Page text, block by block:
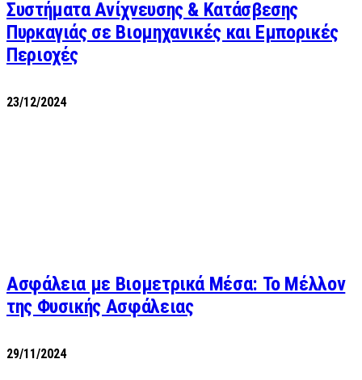
Συστήματα Ανίχνευσης & Κατάσβεσης
Πυρκαγιάς σε Βιομηχανικές και Εμπορικές
Περιοχές
23/12/2024
Ασφάλεια με Βιομετρικά Μέσα: Το Μέλλον
της Φυσικής Ασφάλειας
29/11/2024